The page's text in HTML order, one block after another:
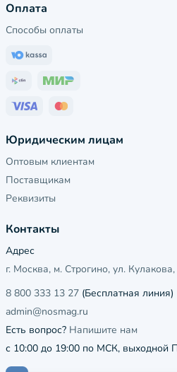
Оплата
Способы оплаты
Юридическим лицам
Оптовым клиентам
Поставщикам
Реквизиты
Контакты
Адрес
г. Москва, м. Строгино, ул.
8 800 333 13 27 (Бесплатная линия)
admin@nosmag.ru
Есть вопрос? Напишите нам
с 10:00 до 19:00 по МСК, выходной